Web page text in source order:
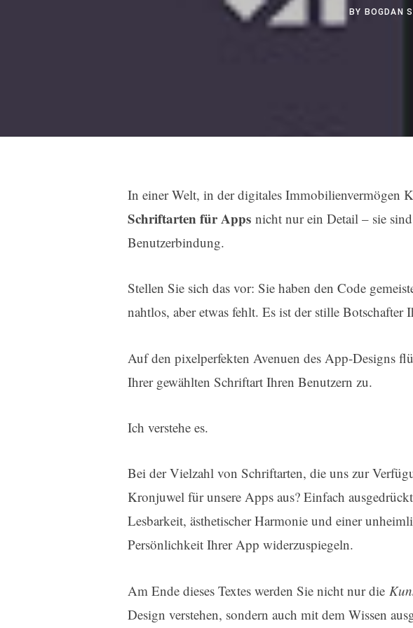
BY BOGDAN
In einer Welt, in der digitales Immobilienvermögen
Schriftarten für Appsnicht nur ein Detail – sie
Benutzerbindung.
Stellen Sie sich das vor: Sie haben den Code
nahtlos, aber etwas fehlt. Es ist der stille
Auf den pixelperfekten Avenuen des App-Designs
Ihrer gewählten Schriftart Ihren Benutzern zu.
Ich verstehe es.
Bei der Vielzahl von Schriftarten, die uns zur
Kronjuwel für unsere Apps aus? Einfach
Lesbarkeit, ästhetischer Harmonie und einer
Persönlichkeit Ihrer App widerzuspiegeln.
Am Ende dieses Textes werden Sie nicht nur die
Design verstehen, sondern auch mit dem Wissen